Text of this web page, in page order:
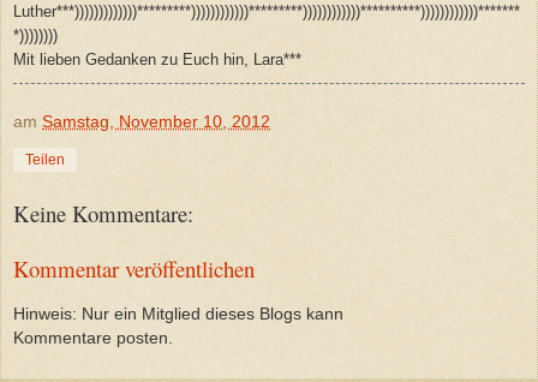
Luther***)))))))))))))*********))))))))))))*********))))))))))))**********))))))))))))*******
*))))))))
Mit lieben Gedanken zu Euch hin, Lara***
am Samstag, November 10, 2012
Teilen
Keine Kommentare:
Kommentar veröffentlichen
Hinweis: Nur ein Mitglied dieses Blogs kann
Kommentare posten.